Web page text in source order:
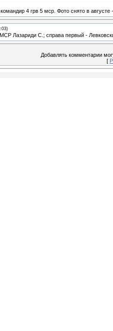
4 грв 5 мср. Фото снято в
Лазариди С.; справа первый -
Добавлять комментарии
[